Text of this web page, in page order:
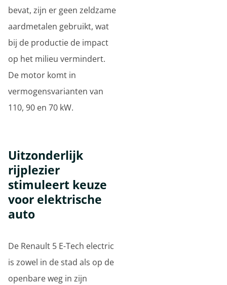
bevat, zijn er geen zeldzame
aardmetalen gebruikt, wat
bij de productie de impact
op het milieu vermindert.
De motor komt in
vermogensvarianten van
110, 90 en 70 kW.
Uitzonderlijk
rijplezier
stimuleert keuze
voor elektrische
auto
De Renault 5 E-Tech electric
is zowel in de stad als op de
openbare weg in zijn